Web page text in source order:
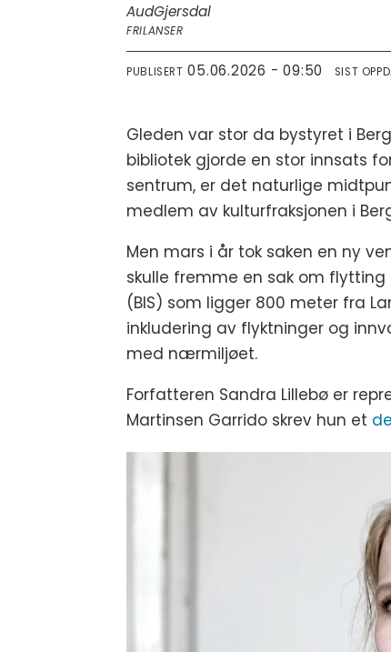
AudGjersdal
FRILANSER
PUBLISERT 05.06.2026 - 09:50 SIST
Gleden var stor da bystyret i
bibliotek gjorde en stor innsats
sentrum, er det naturlige
medlem av kulturfraksjonen i
Men mars i år tok saken en ny
skulle fremme en sak om flytting
(BIS) som ligger 800 meter fra
inkludering av flyktninger og
med nærmiljøet.
Forfatteren Sandra Lillebø er
Martinsen Garrido skrev hun et